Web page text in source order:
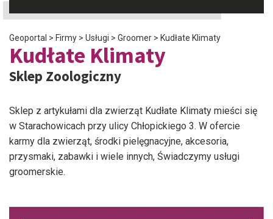
Geoportal > Firmy > Usługi > Groomer > Kudłate Klimaty
Kudłate Klimaty
Sklep Zoologiczny
Sklep z artykułami dla zwierząt Kudłate Klimaty mieści się
w Starachowicach przy ulicy Chłopickiego 3. W ofercie
karmy dla zwierząt, środki pielęgnacyjne, akcesoria,
przysmaki, zabawki i wiele innych, Świadczymy usługi
groomerskie.